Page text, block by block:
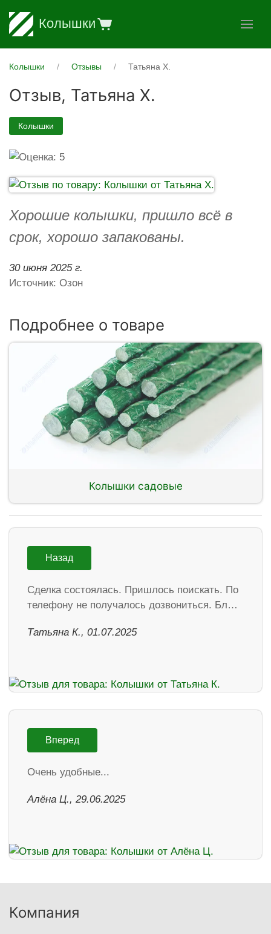
Колышки
Колышки Отзывы Татьяна Х.
Отзыв, Татьяна Х.
Колышки
Хорошие колышки, пришло всё в
срок, хорошо запакованы.
30 июня 2025 г.
Источник: Озон
Подробнее о товаре
Колышки садовые
Назад
Сделка состоялась. Пришлось поискать. По
телефону не получалось дозвониться. Бл…
Татьяна К., 01.07.2025
Вперед
Очень удобные...
Алёна Ц., 29.06.2025
Компания